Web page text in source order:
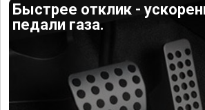
Быстрее отклик -
педали газа.